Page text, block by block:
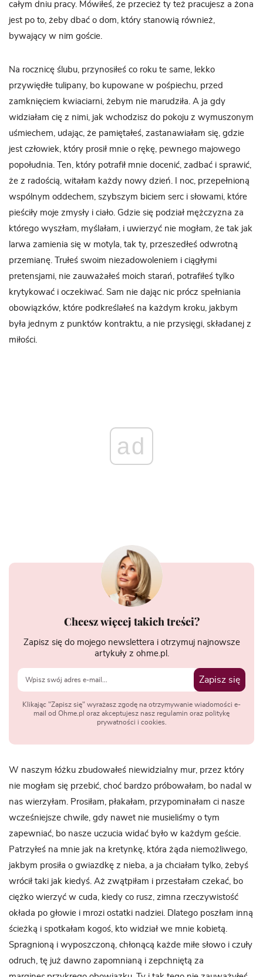
całym dniu pracy. Mówiłeś, że przecież ty też pracujesz a żona
jest po to, żeby dbać o dom, który stanowią również,
bywający w nim goście.
Na rocznicę ślubu, przynosiłeś co roku te same, lekko
przywiędłe tulipany, bo kupowane w pośpiechu, przed
zamknięciem kwiaciarni, żebym nie marudziła. A ja gdy
widziałam cię z nimi, jak wchodzisz do pokoju z wymuszonym
uśmiechem, udając, że pamiętałeś, zastanawiałam się, gdzie
jest człowiek, który prosił mnie o rękę, pewnego majowego
popołudnia. Ten, który potrafił mnie docenić, zadbać i sprawić,
że z radością, witałam każdy nowy dzień. I noc, przepełnioną
wspólnym oddechem, szybszym biciem serc i słowami, które
pieściły moje zmysły i ciało. Gdzie się podział mężczyzna za
którego wyszłam, myślałam, i uwierzyć nie mogłam, że tak jak
larwa zamienia się w motyla, tak ty, przeszedłeś odwrotną
przemianę. Trułeś swoim niezadowoleniem i ciągłymi
pretensjami, nie zauważałeś moich starań, potrafiłeś tylko
krytykować i oczekiwać. Sam nie dając nic prócz spełniania
obowiązków, które podkreślałeś na każdym kroku, jakbym
była jednym z punktów kontraktu, a nie przysięgi, składanej z
miłości.
ad
Chcesz więcej takich treści?
Zapisz się do mojego newslettera i otrzymuj najnowsze
artykuły z ohme.pl.
Zapisz się
Klikając "Zapisz się" wyrażasz zgodę na otrzymywanie wiadomości e-
mail od Ohme.pl oraz akceptujesz nasz regulamin oraz politykę
prywatności i cookies.
W naszym łóżku zbudowałeś niewidzialny mur, przez który
nie mogłam się przebić, choć bardzo próbowałam, bo nadal w
nas wierzyłam. Prosiłam, płakałam, przypominałam ci nasze
wcześniejsze chwile, gdy nawet nie musieliśmy o tym
zapewniać, bo nasze uczucia widać było w każdym geście.
Patrzyłeś na mnie jak na kretynkę, która żąda niemożliwego,
jakbym prosiła o gwiazdkę z nieba, a ja chciałam tylko, żebyś
wrócił taki jak kiedyś. Aż zwątpiłam i przestałam czekać, bo
ciężko wierzyć w cuda, kiedy co rusz, zimna rzeczywistość
okłada po głowie i mrozi ostatki nadziei. Dlatego poszłam inną
ścieżką i spotkałam kogoś, kto widział we mnie kobietą.
Spragnioną i wyposzczoną, chłonącą każde miłe słowo i czuły
odruch, tę już dawno zapomnianą i zepchniętą za